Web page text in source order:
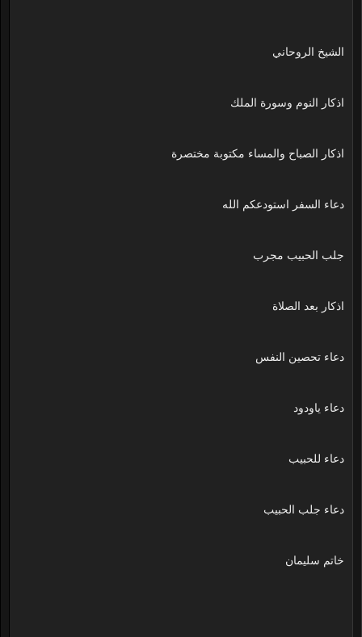
الشيخ الروحاني
اذكار النوم وسورة الملك
اذكار الصباح والمساء مكتوبة مختصرة
دعاء السفر استودعكم الله
جلب الحبيب مجرب
اذكار بعد الصلاة
دعاء تحصين النفس
دعاء ياودود
دعاء للحبيب
دعاء جلب الحبيب
خاتم سليمان